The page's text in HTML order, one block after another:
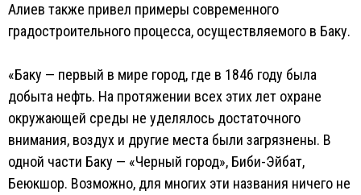
Алиев также привел примеры современного
градостроительного процесса, осуществляемого в Баку.
«Баку — первый в мире город, где в 1846 году была
добыта нефть. На протяжении всех этих лет охране
окружающей среды не уделялось достаточного
внимания, воздух и другие места были загрязнены. В
одной части Баку — «Черный город», Биби-Эйбат,
Беюкшор. Возможно, для многих эти названия ничего не